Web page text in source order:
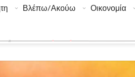
Βλέπω/Ακούω Οικονομία